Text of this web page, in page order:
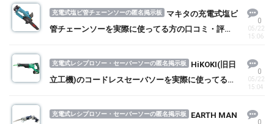
充電式塩ビ管チェーンソーの匿名掲示板
マキタの充電式塩ビ
管チェーンソーを実際に使ってる方の口コミ・評判
0
05/22
15:06
充電式レシプロソー・セーバーソーの匿名掲示板
HiKOKI(旧日
立工機)のコードレスセーバソーを実際に使ってる方
0
05/22
15:04
充電式レシプロソー・セーバーソーの匿名掲示板
EARTH MAN
0